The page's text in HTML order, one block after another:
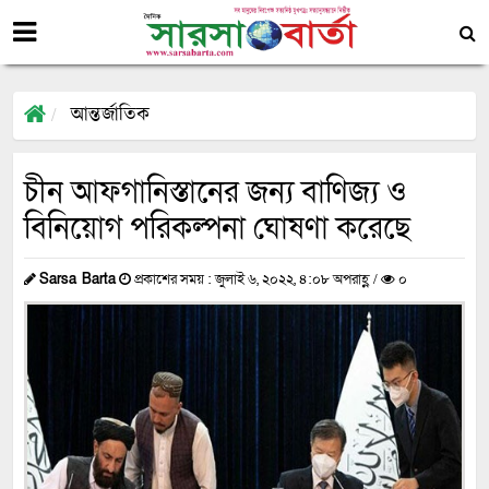
আন্তর্জাতিক
চীন আফগানিস্তানের জন্য বাণিজ্য ও
বিনিয়োগ পরিকল্পনা ঘোষণা করেছে
Sarsa Barta প্রকাশের সময় : জুলাই ৬, ২০২২, ৪:০৮ অপরাহ্ণ / ০